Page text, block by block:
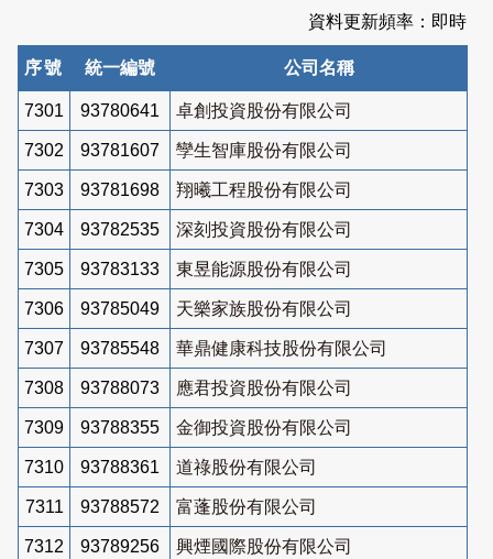
資料更新頻率：即時
序號 統一編號 公司名稱
7301 93780641 卓創投資股份有限公司
7302 93781607 孿生智庫股份有限公司
7303 93781698 翔曦工程股份有限公司
7304 93782535 深刻投資股份有限公司
7305 93783133 東昱能源股份有限公司
7306 93785049 天樂家族股份有限公司
7307 93785548 華鼎健康科技股份有限公司
7308 93788073 應君投資股份有限公司
7309 93788355 金御投資股份有限公司
7310 93788361 道祿股份有限公司
7311 93788572 富蓬股份有限公司
7312 93789256 興煙國際股份有限公司